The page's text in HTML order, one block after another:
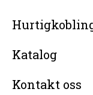
Katalog
Kontakt oss